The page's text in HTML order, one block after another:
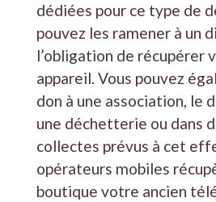
dédiées pour ce type de
pouvez les ramener à un
l’obligation de récupérer
appareil. Vous pouvez
don à une association, le
une déchetterie ou dans
collectes prévus à cet
opérateurs mobiles
boutique votre ancien